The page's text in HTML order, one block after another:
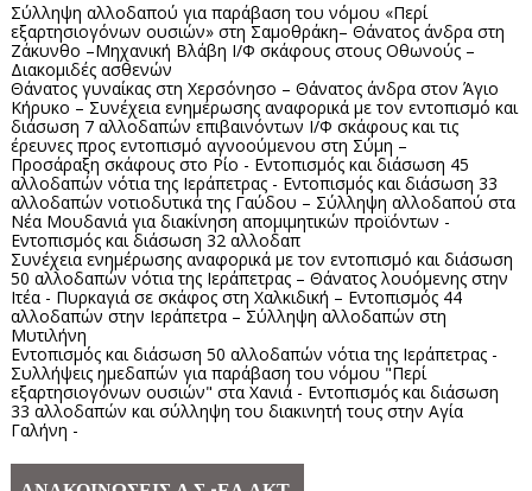
Σύλληψη αλλοδαπού για παράβαση του νόμου «Περί
εξαρτησιογόνων ουσιών» στη Σαμοθράκη– Θάνατος άνδρα στη
Ζάκυνθο –Μηχανική Βλάβη Ι/Φ σκάφους στους Οθωνούς –
Διακομιδές ασθενών
Θάνατος γυναίκας στη Χερσόνησο – Θάνατος άνδρα στον Άγιο
Κήρυκο – Συνέχεια ενημέρωσης αναφορικά με τον εντοπισμό και
διάσωση 7 αλλοδαπών επιβαινόντων Ι/Φ σκάφους και τις
έρευνες προς εντοπισμό αγνοούμενου στη Σύμη –
Προσάραξη σκάφους στο Ρίο - Εντοπισμός και διάσωση 45
αλλοδαπών νότια της Ιεράπετρας - Εντοπισμός και διάσωση 33
αλλοδαπών νοτιοδυτικά της Γαύδου – Σύλληψη αλλοδαπού στα
Νέα Μουδανιά για διακίνηση απομιμητικών προϊόντων -
Εντοπισμός και διάσωση 32 αλλοδαπ
Συνέχεια ενημέρωσης αναφορικά με τον εντοπισμό και διάσωση
50 αλλοδαπών νότια της Ιεράπετρας – Θάνατος λουόμενης στην
Ιτέα - Πυρκαγιά σε σκάφος στη Χαλκιδική – Εντοπισμός 44
αλλοδαπών στην Ιεράπετρα – Σύλληψη αλλοδαπών στη
Μυτιλήνη
Εντοπισμός και διάσωση 50 αλλοδαπών νότια της Ιεράπετρας -
Συλλήψεις ημεδαπών για παράβαση του νόμου "Περί
εξαρτησιογόνων ουσιών" στα Χανιά - Εντοπισμός και διάσωση
33 αλλοδαπών και σύλληψη του διακινητή τους στην Αγία
Γαλήνη -